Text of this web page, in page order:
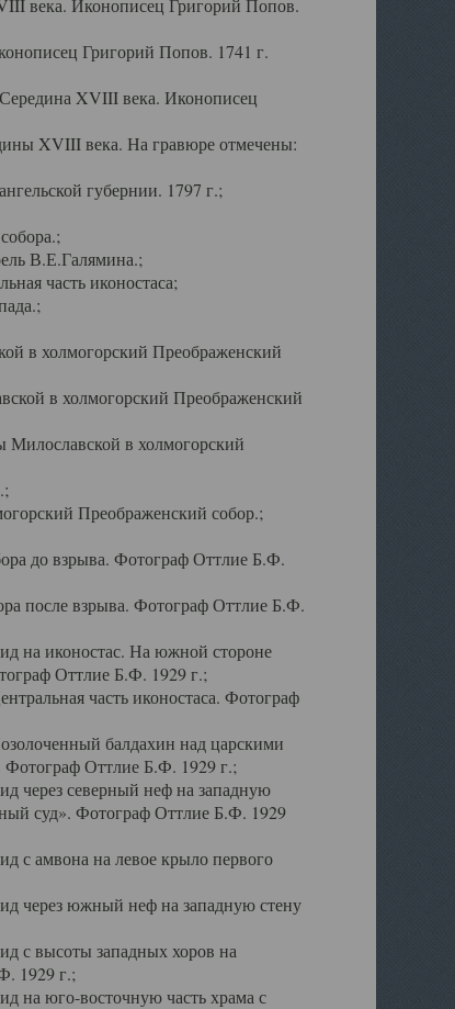
века. Иконописец Григорий Попов.
Григорий Попов. 1741 г.
XVIII века. Иконописец
XVIII века. На гравюре отмечены:
губернии. 1797 г.;
В.Е.Галямина.;
часть иконостаса;
в холмогорский Преображенский
в холмогорский Преображенский
в холмогорский
Преображенский собор.;
до взрыва. Фотограф Оттлие Б.Ф.
после взрыва. Фотограф Оттлие Б.Ф.
на иконостас. На южной стороне
Оттлие Б.Ф. 1929 г.;
часть иконостаса. Фотограф
балдахин над царскими
Фотограф Оттлие Б.Ф. 1929 г.;
через северный неф на западную
суд». Фотограф Оттлие Б.Ф. 1929
с амвона на левое крыло первого
через южный неф на западную стену
с высоты западных хоров на
1929 г.;
на юго-восточную часть храма с